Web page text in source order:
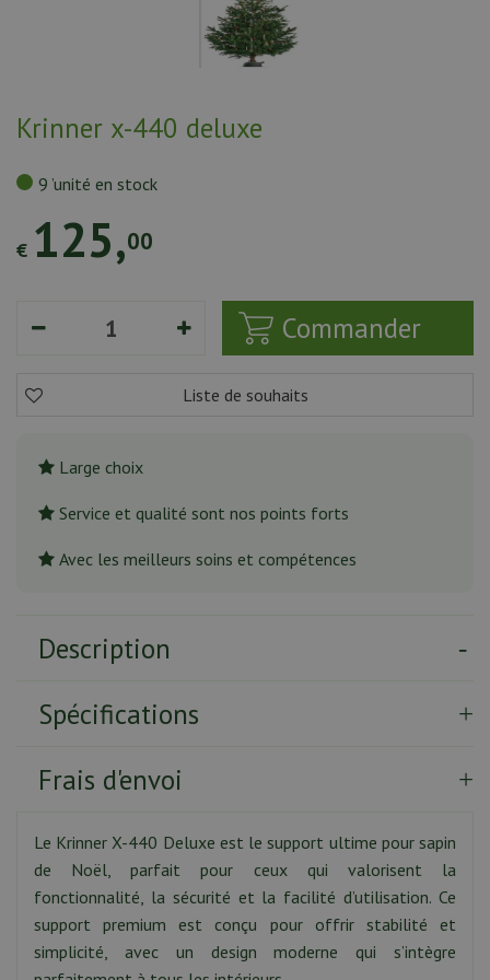
Krinner x-440 deluxe
€ 125,00
9 ’unité en stock
Large choix
Service et qualité sont nos points forts
Avec les meilleurs soins et compétences
Description
Spécifications
Frais d'envoi
Le Krinner X-440 Deluxe est le support ultime pour sapin
de Noël, parfait pour ceux qui valorisent la
fonctionnalité, la sécurité et la facilité d’utilisation. Ce
support premium est conçu pour offrir stabilité et
simplicité, avec un design moderne qui s’intègre